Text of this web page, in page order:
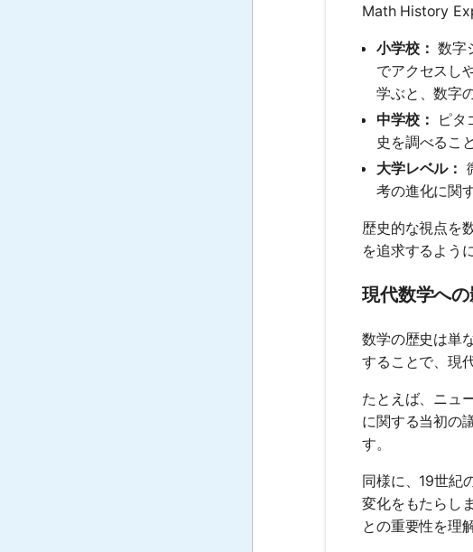
Math History
小学校： 数字
でアクセスし
学ぶと、数字
中学校：
ピタ
史を調べるこ
大学レベル：
考の進化に関
歴史的な視点を
を追求するよう
現代数学へ
数学の歴史は単
することで、現
たとえば、ニュ
に関する当初の
す。
同様に、19世紀
変化をもたらし
との重要性を理